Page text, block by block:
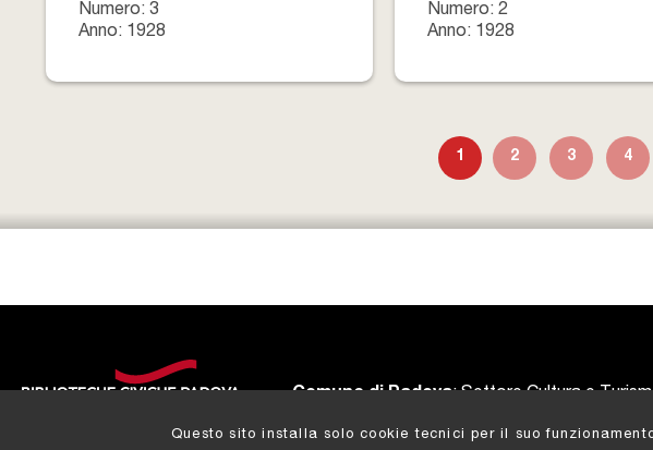
Numero: 3
Anno: 1928
Numero: 2
Anno: 1928
1 2 3 4
Comune di Padova: Settore Cultura e
Note legali
| Crediti |
Questo sito installa solo cookie tecnici per il suo